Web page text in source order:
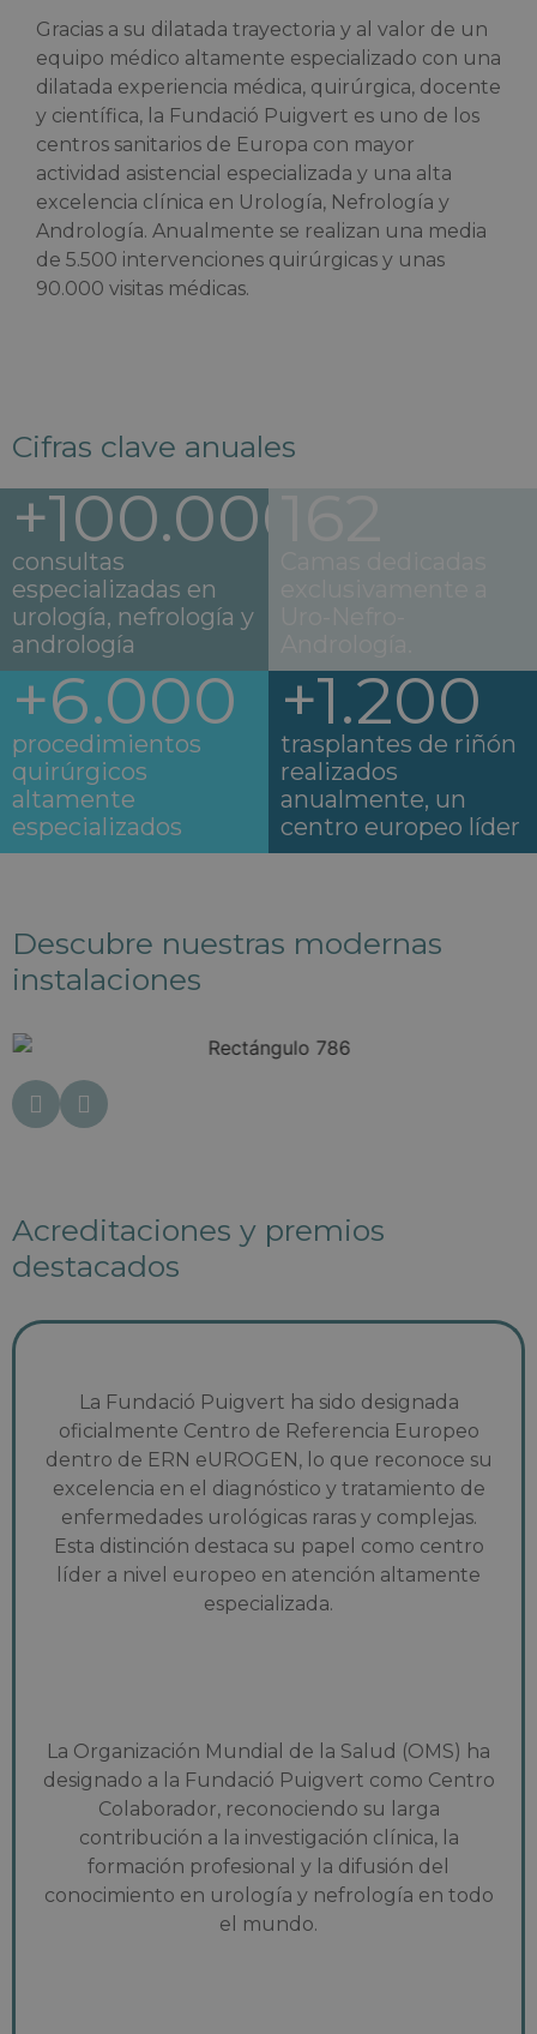
Gracias a su dilatada trayectoria y al valor de un
equipo médico altamente especializado con una
dilatada experiencia médica, quirúrgica, docente
y científica, la Fundació Puigvert es uno de los
centros sanitarios de Europa con mayor
actividad asistencial especializada y una alta
excelencia clínica en Urología, Nefrología y
Andrología. Anualmente se realizan una media
de 5.500 intervenciones quirúrgicas y unas
90.000 visitas médicas.
Cifras clave anuales
+100.000
consultas
especializadas en
urología, nefrología y
andrología
+6.000
procedimientos
quirúrgicos
altamente
especializados
+1.200
trasplantes de riñón
realizados
anualmente, un
centro europeo líder
Descubre nuestras modernas
instalaciones
Acreditaciones y premios
destacados
La Fundació Puigvert ha sido designada
oficialmente Centro de Referencia Europeo
dentro de ERN eUROGEN, lo que reconoce su
excelencia en el diagnóstico y tratamiento de
enfermedades urológicas raras y complejas.
Esta distinción destaca su papel como centro
líder a nivel europeo en atención altamente
especializada.
La Organización Mundial de la Salud (OMS) ha
designado a la Fundació Puigvert como Centro
Colaborador, reconociendo su larga
contribución a la investigación clínica, la
formación profesional y la difusión del
conocimiento en urología y nefrología en todo
el mundo.